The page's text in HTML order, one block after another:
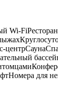
Wi-FiРесторан
центрСауна
Номера для